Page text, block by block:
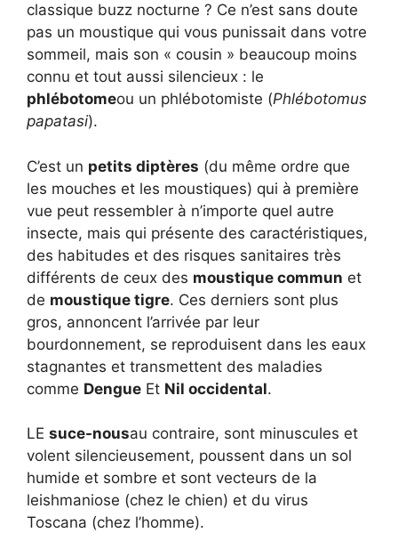
classique buzz nocturne ? Ce n’est sans doute
pas un moustique qui vous punissait dans votre
sommeil, mais son « cousin » beaucoup moins
connu et tout aussi silencieux : le
phlébotomeou un phlébotomiste (Phlébotomus
papatasi).
C’est un petits diptères (du même ordre que
les mouches et les moustiques) qui à première
vue peut ressembler à n’importe quel autre
insecte, mais qui présente des caractéristiques,
des habitudes et des risques sanitaires très
différents de ceux des moustique commun et
de moustique tigre. Ces derniers sont plus
gros, annoncent l’arrivée par leur
bourdonnement, se reproduisent dans les eaux
stagnantes et transmettent des maladies
comme Dengue Et Nil occidental.
LE suce-nousau contraire, sont minuscules et
volent silencieusement, poussent dans un sol
humide et sombre et sont vecteurs de la
leishmaniose (chez le chien) et du virus
Toscana (chez l’homme).